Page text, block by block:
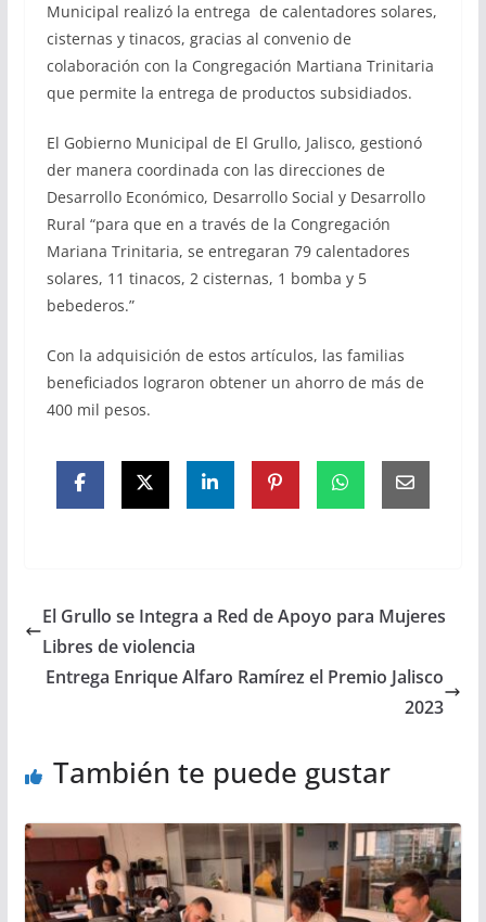
Municipal realizó la entrega de calentadores solares,
cisternas y tinacos, gracias al convenio de
colaboración con la Congregación Martiana Trinitaria
que permite la entrega de productos subsidiados.
El Gobierno Municipal de El Grullo, Jalisco, gestionó
der manera coordinada con las direcciones de
Desarrollo Económico, Desarrollo Social y Desarrollo
Rural “para que en a través de la Congregación
Mariana Trinitaria, se entregaran 79 calentadores
solares, 11 tinacos, 2 cisternas, 1 bomba y 5
bebederos.”
Con la adquisición de estos artículos, las familias
beneficiados lograron obtener un ahorro de más de
400 mil pesos.
El Grullo se Integra a Red de Apoyo para Mujeres
Libres de violencia
Entrega Enrique Alfaro Ramírez el Premio Jalisco
2023
También te puede gustar